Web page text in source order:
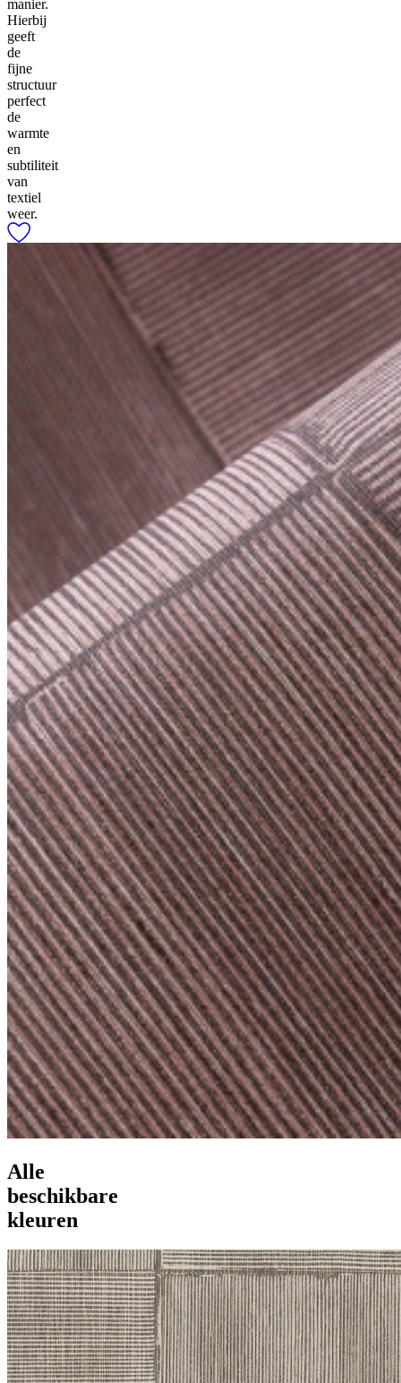
manier.
Hierbij
geeft
de
fijne
structuur
perfect
de
warmte
en
subtiliteit
van
textiel
weer.
Alle
beschikbare
kleuren